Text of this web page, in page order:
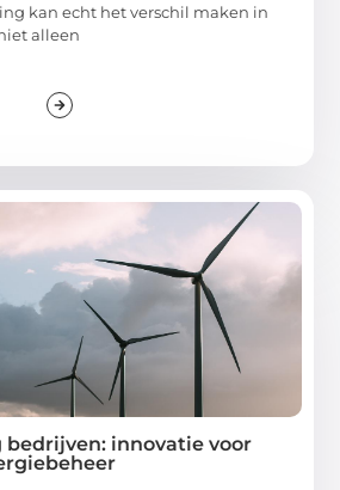
kan echt het verschil maken in
alleen
innovatie voor